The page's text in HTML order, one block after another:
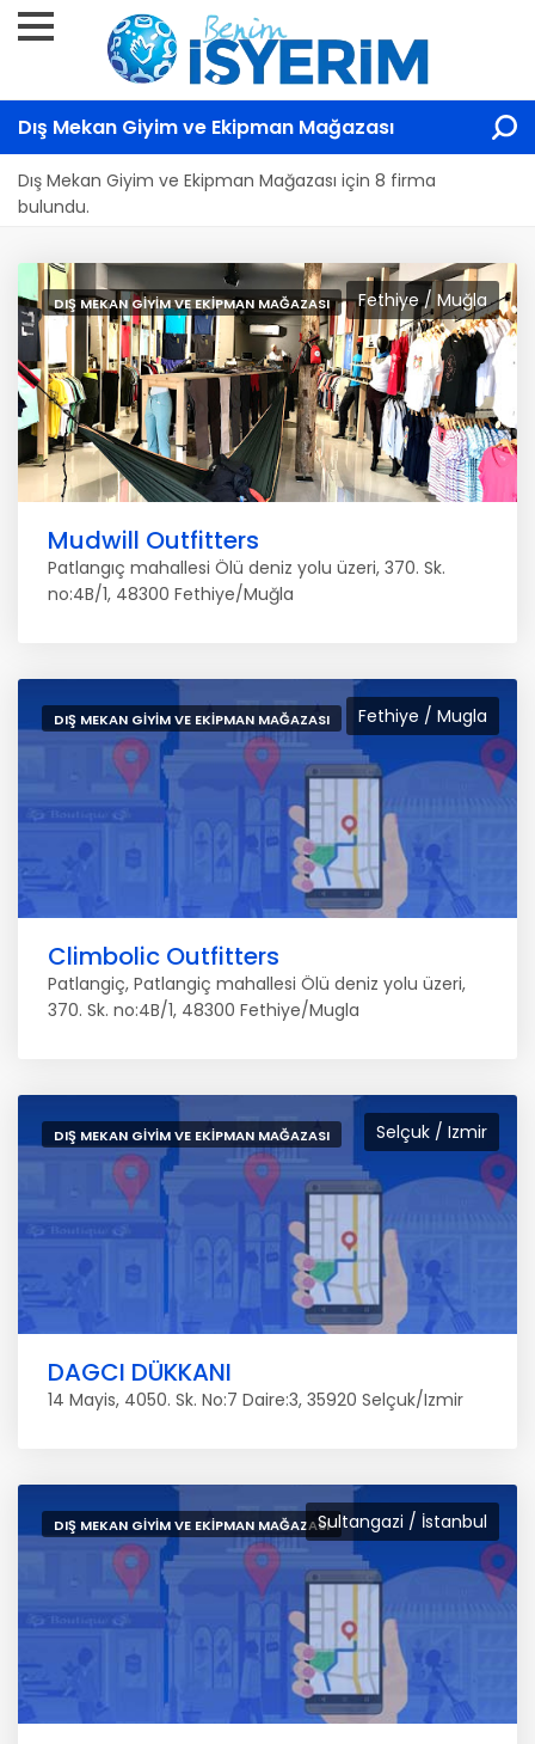
Dış Mekan Giyim ve Ekipman Mağazası
Dış Mekan Giyim ve Ekipman Mağazası için 8 firma
bulundu.
Fethiye / Muğla
DIŞ MEKAN GIYIM VE EKIPMAN MAĞAZASI
Mudwill Outfitters
Patlangıç mahallesi Ölü deniz yolu üzeri, 370. Sk.
no:4B/1, 48300 Fethiye/Muğla
Fethiye / Mugla
DIŞ MEKAN GIYIM VE EKIPMAN MAĞAZASI
Climbolic Outfitters
Patlangiç, Patlangiç mahallesi Ölü deniz yolu üzeri,
370. Sk. no:4B/1, 48300 Fethiye/Mugla
Selçuk / Izmir
DIŞ MEKAN GIYIM VE EKIPMAN MAĞAZASI
DAGCI DÜKKANI
14 Mayis, 4050. Sk. No:7 Daire:3, 35920 Selçuk/Izmir
Sultangazi / İstanbul
DIŞ MEKAN GIYIM VE EKIPMAN MAĞAZASI